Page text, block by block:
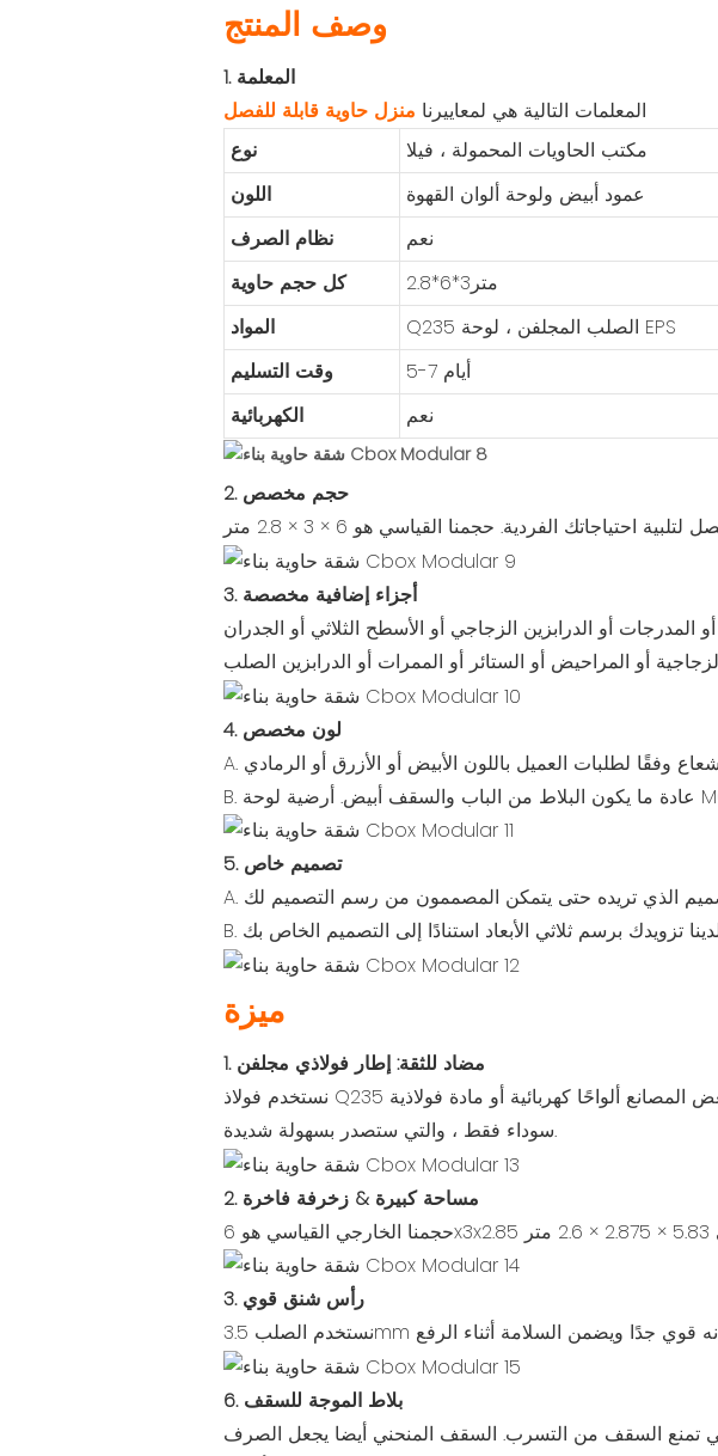
وصف المنتج
1. المعلمة
المعلمات التالية هي لمعاييرنا منزل حاوية قابلة للفصل
نوع
مكتب الحاويات المحمولة ، فيلا
اللون
عمود أبيض ولوحة ألوان القهوة
نظام الصرف
نعم
كل حجم حاوية
متر3*6*2.8
المواد
Q235 الصلب المجلفن ، لوحة EPS
وقت التسليم
5-7 أيام
الكهربائية
نعم
2. حجم مخصص
3. أجزاء إضافية مخصصة
أو الدرابزين الزجاجي أو الأسطح الثلاثي أو الجدران
4. لون مخصص
5. تصميم خاص
ميزة
1. مضاد للثقة: إطار فولاذي مجلفن
نستخدم فولاذ Q235 المجلفن الساخن لجميع الحزم والأعمدة والمصفيين. إنه عالي الأداء ومضاد. تستخدم بعض المصانع ألواحًا كهربائية أو مادة فولاذية
سوداء فقط ، والتي ستصدر بسهولة شديدة.
2. مساحة كبيرة & زخرفة فاخرة
3. رأس شنق قوي
6. بلاط الموجة للسقف
الأخرى التي تمنع السقف من التسرب. السقف المنحني أيضا يجعل الصرف